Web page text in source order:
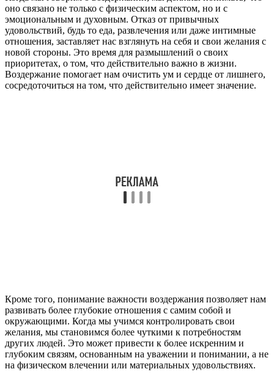
оно связано не только с физическим аспектом, но и с
эмоциональным и духовным. Отказ от привычных
удовольствий, будь то еда, развлечения или даже интимные
отношения, заставляет нас взглянуть на себя и свои желания с
новой стороны. Это время для размышлений о своих
приоритетах, о том, что действительно важно в жизни.
Воздержание помогает нам очистить ум и сердце от лишнего,
сосредоточиться на том, что действительно имеет значение.
Кроме того, понимание важности воздержания позволяет нам
развивать более глубокие отношения с самим собой и
окружающими. Когда мы учимся контролировать свои
желания, мы становимся более чуткими к потребностям
других людей. Это может привести к более искренним и
глубоким связям, основанным на уважении и понимании, а не
на физическом влечении или материальных удовольствиях.